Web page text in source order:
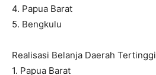
4. Papua Barat
5. Bengkulu
Realisasi Belanja Daerah Tertinggi
1. Papua Barat